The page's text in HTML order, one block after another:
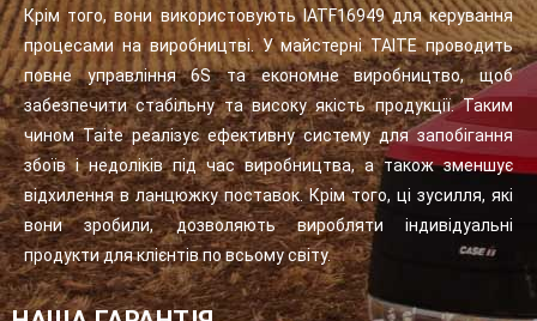
Крім того, вони використовують IATF16949 для керування
процесами на виробництві. У майстерні TAITE проводить
повне управління 6S та економне виробництво, щоб
забезпечити стабільну та високу якість продукції. Таким
чином Taite реалізує ефективну систему для запобігання
збоїв і недоліків під час виробництва, а також зменшує
відхилення в ланцюжку поставок. Крім того, ці зусилля, які
вони зробили, дозволяють виробляти індивідуальні
продукти для клієнтів по всьому світу.